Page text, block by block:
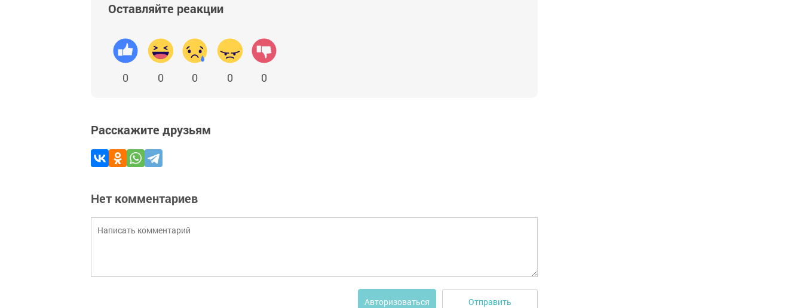
Оставляйте реакции
0 0 0 0 0
Расскажите друзьям
Нет комментариев
Авторизоваться Отправить